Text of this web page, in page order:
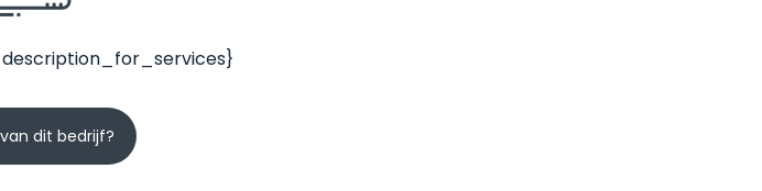
dit bedrijf?